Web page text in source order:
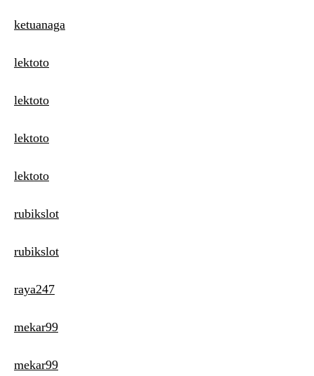
ketuanaga
lektoto
lektoto
lektoto
lektoto
rubikslot
rubikslot
raya247
mekar99
mekar99